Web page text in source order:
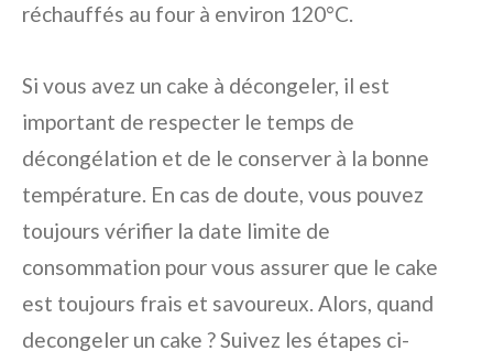
réchauffés au four à environ 120°C.
Si vous avez un cake à décongeler, il est
important de respecter le temps de
décongélation et de le conserver à la bonne
température. En cas de doute, vous pouvez
toujours vérifier la date limite de
consommation pour vous assurer que le cake
est toujours frais et savoureux. Alors, quand
decongeler un cake ? Suivez les étapes ci-